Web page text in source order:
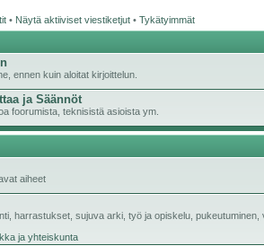
• Näytä aktiiviset viestiketjut • Tykätyimmät
ennen kuin aloitat kirjoittelun.
ja Säännöt
foorumista, teknisistä asioista ym.
aiheet
harrastukset, sujuva arki, työ ja opiskelu, pukeutuminen,
ja yhteiskunta